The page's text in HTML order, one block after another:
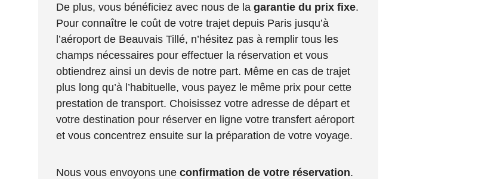
De plus, vous bénéficiez avec nous de la garantie du prix fixe.
Pour connaître le coût de votre trajet depuis Paris jusqu’à
l’aéroport de Beauvais Tillé, n’hésitez pas à remplir tous les
champs nécessaires pour effectuer la réservation et vous
obtiendrez ainsi un devis de notre part. Même en cas de trajet
plus long qu’à l’habituelle, vous payez le même prix pour cette
prestation de transport. Choisissez votre adresse de départ et
votre destination pour réserver en ligne votre transfert aéroport
et vous concentrez ensuite sur la préparation de votre voyage.
Nous vous envoyons une confirmation de votre réservation.